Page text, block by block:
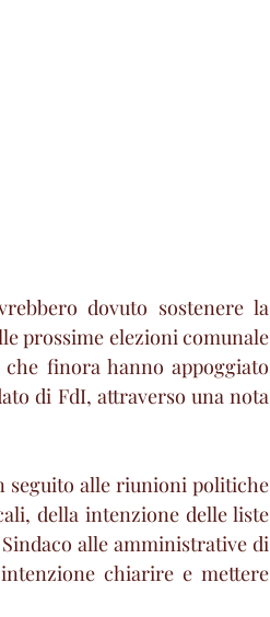
dovuto sostenere la
prossime elezioni comunale
finora hanno appoggiato
di FdI, attraverso una nota
alle riunioni politiche
della intenzione delle liste
alle amministrative di
chiarire e mettere